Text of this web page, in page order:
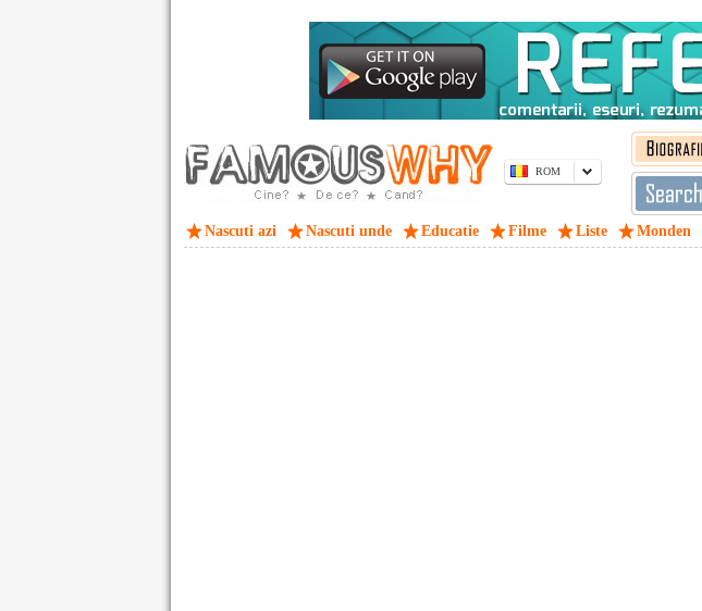
ROM
Nascuti azi Nascuti unde Educatie Filme Liste Monden